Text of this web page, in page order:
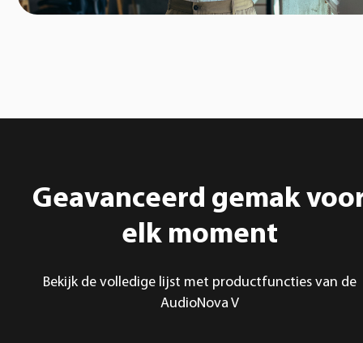
Geavanceerd gemak
elk moment
Bekijk de volledige lijst met productfuncties van de
AudioNova V